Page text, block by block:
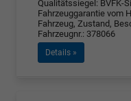
Qualitätssiegel: BVFK-
Fahrzeuggarantie vom
Fahrzeug, Zustand,
Fahrzeugnr.: 378066
Details »